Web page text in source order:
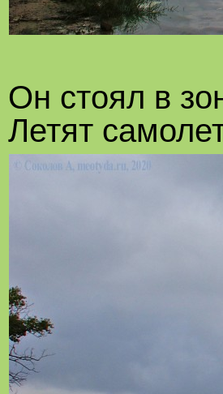
Он стоял в
Летят